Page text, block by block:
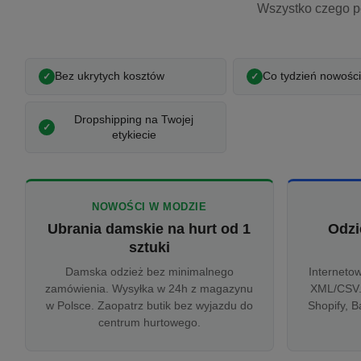
Wszystko czego
Bez ukrytych kosztów Co tydzień nowości
Dropshipping na Twojej
etykiecie
NOWOŚCI W MODZIE
Ubrania damskie na hurt od 1
sztuki
Damska odzież bez minimalnego
zamówienia. Wysyłka w 24h z magazynu
w Polsce. Zaopatrz butik bez wyjazdu do
centrum hurtowego.
XML/
Shopify,